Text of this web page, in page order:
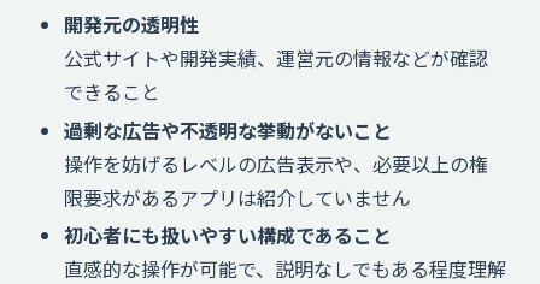
開発元の透明性
公式サイトや開発実績、運営元の情報などが確認
できること
過剰な広告や不透明な挙動がないこと
操作を妨げるレベルの広告表示や、必要以上の権
限要求があるアプリは紹介していません
初心者にも扱いやすい構成であること
直感的な操作が可能で、説明なしでもある程度理解